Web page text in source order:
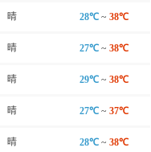
晴 28℃ ~ 38℃
晴 27℃ ~ 38℃
晴 29℃ ~ 38℃
晴 27℃ ~ 37℃
晴 28℃ ~ 38℃